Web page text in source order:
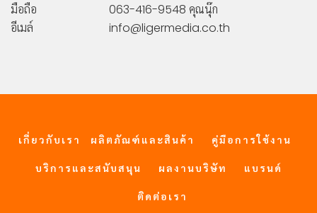
มือถือ
063-416-9548 คุณนุ๊ก
อีเมล์
info@ligermedia.co.th
เกี่ยวกับเรา ผลิตภัณฑ์และสินค้า
คู่มือการใช้งาน
บริการและสนับสนุน
ผลงานบริษัท
แบรนด์
ติดต่อเรา